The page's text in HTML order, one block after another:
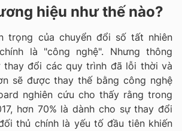
hiệu như thế nào?
trọng của chuyển đổi số tất nhiên
là "công nghệ". Nhưng thông
thay đổi các quy trình đã lỗi thời và
sẽ được thay thế bằng công nghệ
nghiên cứu cho thấy rằng trong
hơn 70% là dành cho sự thay đổi
thủ chính là yếu tố đầu tiên khiến